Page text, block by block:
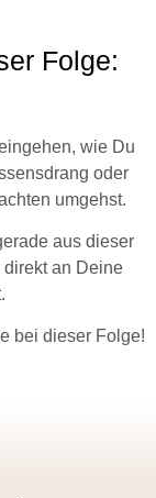
Folge:
wie Du
oder
umgehst.
aus dieser
an Deine
bei dieser Folge!